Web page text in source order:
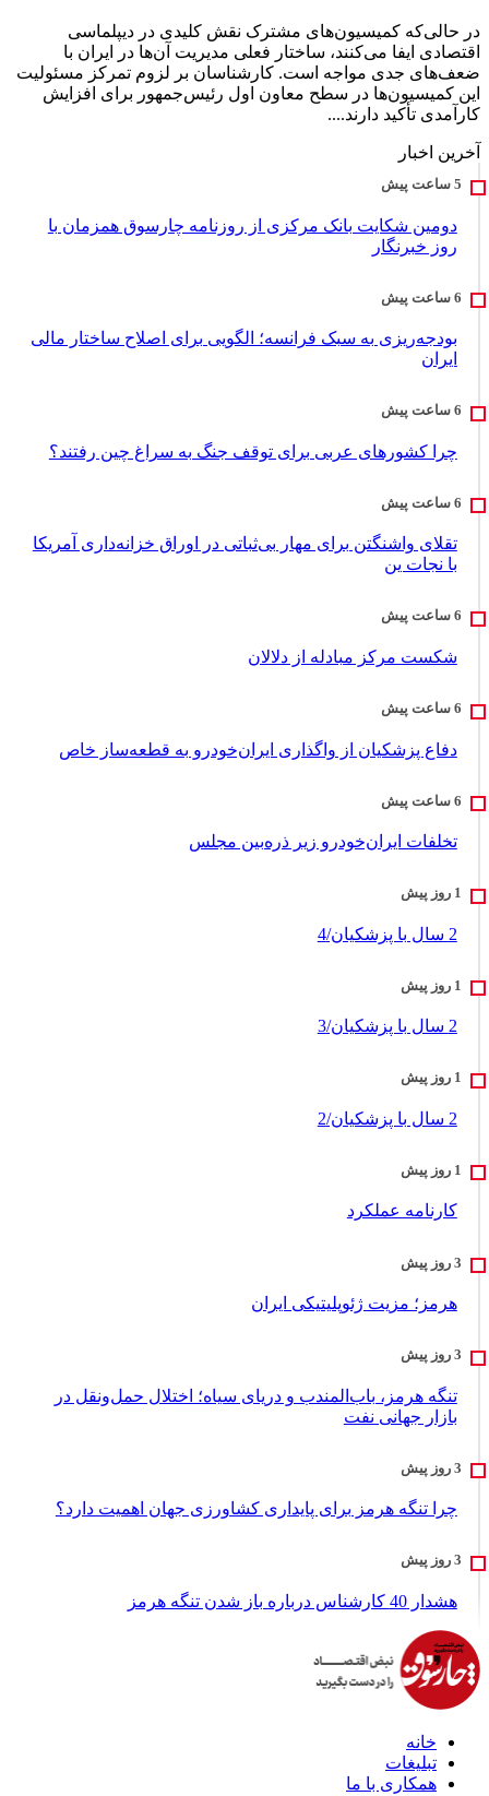
در حالی‌که کمیسیون‌های مشترک نقش کلیدی در دیپلماسی
اقتصادی ایفا می‌کنند، ساختار فعلی مدیریت آن‌ها در ایران با
ضعف‌های جدی مواجه است. کارشناسان بر لزوم تمرکز مسئولیت
این کمیسیون‌ها در سطح معاون اول رئیس‌جمهور برای افزایش
کارآمدی تأکید دارند....
آخرین اخبار
دومین شکایت بانک مرکزی از روزنامه چارسوق همزمان با
روز خبرنگار
بودجه‌ریزی به سبک فرانسه؛ الگویی برای اصلاح ساختار مالی
ایران
چرا کشورهای عربی برای توقف جنگ به سراغ چین رفتند؟
تقلای واشنگتن برای مهار بی‌ثباتی در اوراق خزانه‌داری آمریکا
با نجات ین
شکست مرکز مبادله از دلالان
دفاع پزشکیان از واگذاری ایران‌خودرو به قطعه‌ساز خاص
تخلفات ایران‌خودرو زیر ذره‌بین مجلس
2 سال با پزشکیان/4
2 سال با پزشکیان/3
2 سال با پزشکیان/2
کارنامه عملکرد
هرمز؛ مزیت ژئوپلیتیکی ایران
تنگه هرمز، باب‌المندب و دریای سیاه؛ اختلال حمل‌ونقل در
بازار جهانی نفت
چرا تنگه هرمز برای پایداری کشاورزی جهان اهمیت دارد؟
هشدار 40 کارشناس درباره باز شدن تنگه هرمز
خانه
تبلیغات
همکاری با ما